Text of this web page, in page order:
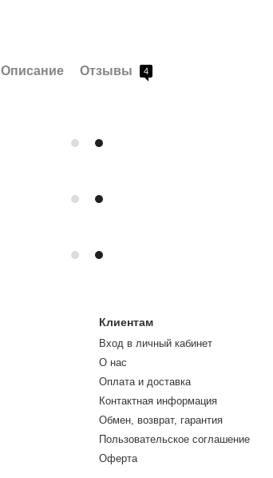
Описание Отзывы 4
Клиентам
Вход в личный кабинет
О нас
Оплата и доставка
Контактная информация
Обмен, возврат, гарантия
Пользовательское соглашение
Оферта